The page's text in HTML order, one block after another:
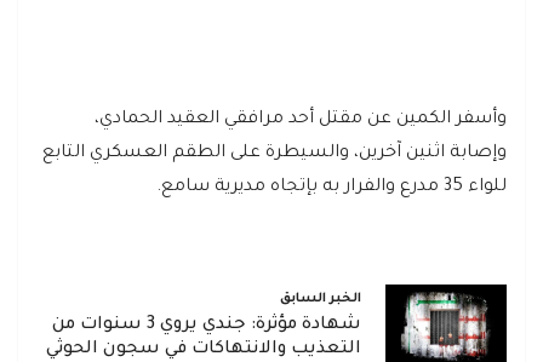
وأسفر الكمين عن مقتل أحد مرافقي العقيد الحمادي،
وإصابة اثنين آخرين، والسيطرة على الطقم العسكري التابع
للواء 35 مدرع والفرار به بإتجاه مديرية سامع.
الخبر السابق
شهادة مؤثرة: جندي يروي 3 سنوات من
التعذيب والانتهاكات في سجون الحوثي